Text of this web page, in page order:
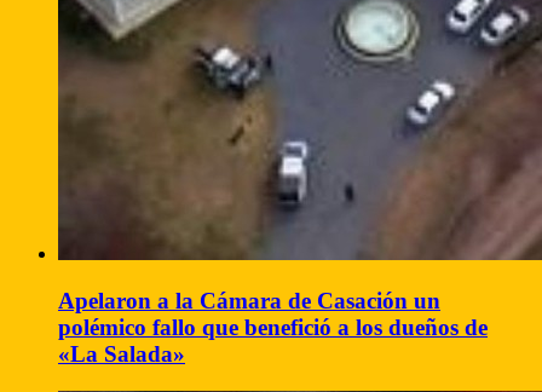
Apelaron a la Cámara de Casación un
polémico fallo que benefició a los dueños de
«La Salada»